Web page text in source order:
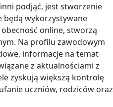
podjąć, jest stworzenie
będą wykorzystywane
obecność online, stworzą
Na profilu zawodowym
informacje na temat
z aktualnościami z
zyskują większą kontrolę
uczniów, rodziców oraz